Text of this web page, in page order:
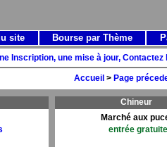
Inscription, une mise à jour,
Accueil > Page
Chineur
Marché aux
entrée gratuite
site Bourse par Thème